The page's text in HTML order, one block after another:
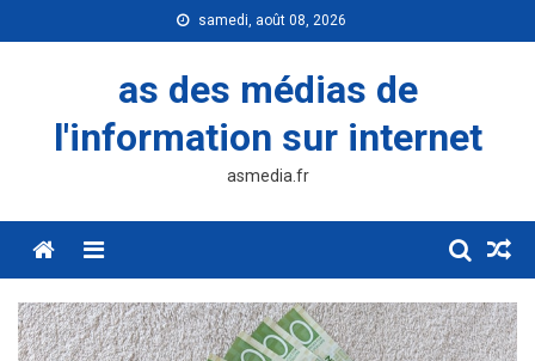
to
samedi, août 08, 2026
as des médias de
l'information sur internet
asmedia.fr
Menu